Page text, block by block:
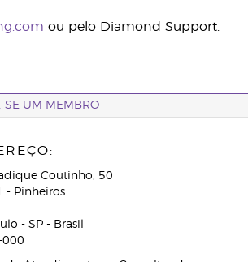
ou pelo Diamond Support.
SE UM MEMBRO
Coutinho, 50
- Pinheiros
- SP - Brasil
000